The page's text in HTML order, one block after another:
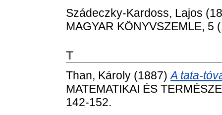
Szádeczky-Kardoss, Lajos
MAGYAR KÖNYVSZEMLE, 5
T
Than, Károly (1887)A tata-
MATEMATIKAI ÉS
142-152.